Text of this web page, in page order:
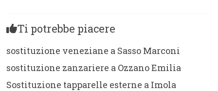
Ti potrebbe piacere
sostituzione veneziane a Sasso Marconi
sostituzione zanzariere a Ozzano Emilia
Sostituzione tapparelle esterne a Imola